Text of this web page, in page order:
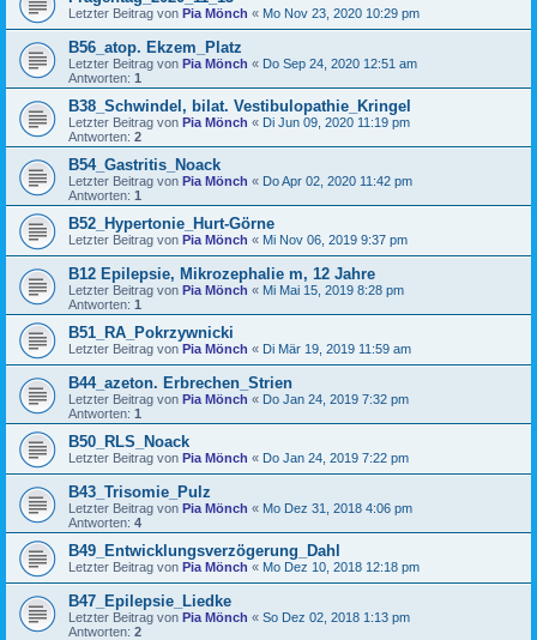
Letzter Beitrag von Pia Mönch « Mo Nov 23, 2020 10:29 pm
B56_atop. Ekzem_Platz
Letzter Beitrag von Pia Mönch « Do Sep 24, 2020 12:51 am
Antworten: 1
B38_Schwindel, bilat. Vestibulopathie_Kringel
Letzter Beitrag von Pia Mönch « Di Jun 09, 2020 11:19 pm
Antworten: 2
B54_Gastritis_Noack
Letzter Beitrag von Pia Mönch « Do Apr 02, 2020 11:42 pm
Antworten: 1
B52_Hypertonie_Hurt-Görne
Letzter Beitrag von Pia Mönch « Mi Nov 06, 2019 9:37 pm
B12 Epilepsie, Mikrozephalie m, 12 Jahre
Letzter Beitrag von Pia Mönch « Mi Mai 15, 2019 8:28 pm
Antworten: 1
B51_RA_Pokrzywnicki
Letzter Beitrag von Pia Mönch « Di Mär 19, 2019 11:59 am
B44_azeton. Erbrechen_Strien
Letzter Beitrag von Pia Mönch « Do Jan 24, 2019 7:32 pm
Antworten: 1
B50_RLS_Noack
Letzter Beitrag von Pia Mönch « Do Jan 24, 2019 7:22 pm
B43_Trisomie_Pulz
Letzter Beitrag von Pia Mönch « Mo Dez 31, 2018 4:06 pm
Antworten: 4
B49_Entwicklungsverzögerung_Dahl
Letzter Beitrag von Pia Mönch « Mo Dez 10, 2018 12:18 pm
B47_Epilepsie_Liedke
Letzter Beitrag von Pia Mönch « So Dez 02, 2018 1:13 pm
Antworten: 2